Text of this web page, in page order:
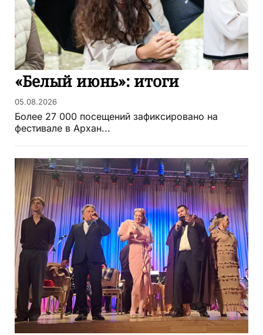
«Белый июнь»: итоги
05.08.2026
Более 27 000 посещений зафиксировано на
фестивале в Архан...